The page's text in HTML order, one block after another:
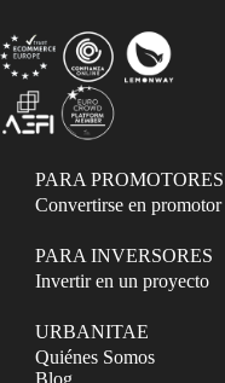
PARA PROMOTORES
Convertirse en promotor
PARA INVERSORES
Invertir en un proyecto
URBANITAE
Quiénes Somos
Blog